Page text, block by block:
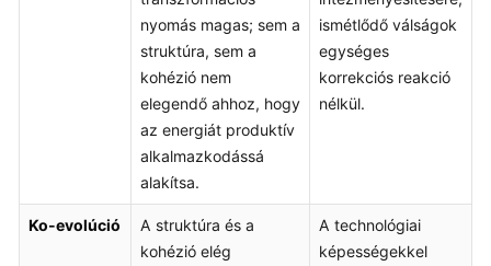
nyomás magas; sem a
struktúra, sem a
kohézió nem
elegendő ahhoz, hogy
az energiát produktív
alkalmazkodássá
alakítsa.
ismétlődő válságok
egységes
korrekciós reakció
nélkül.
Ko-evolúció
A struktúra és a
kohézió elég
A technológiai
képességekkel